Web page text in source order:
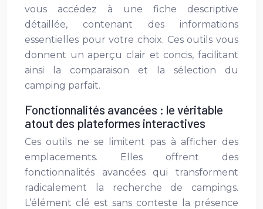
vous accédez à une fiche descriptive
détaillée, contenant des informations
essentielles pour votre choix. Ces outils vous
donnent un aperçu clair et concis, facilitant
ainsi la comparaison et la sélection du
camping parfait.
Fonctionnalités avancées : le véritable
atout des plateformes interactives
Ces outils ne se limitent pas à afficher des
emplacements. Elles offrent des
fonctionnalités avancées qui transforment
radicalement la recherche de campings.
L’élément clé est sans conteste la présence